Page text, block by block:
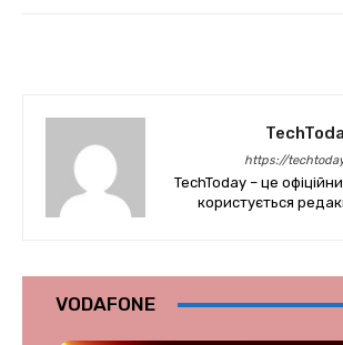
https://
TechToday – це
користується
VODAFONE